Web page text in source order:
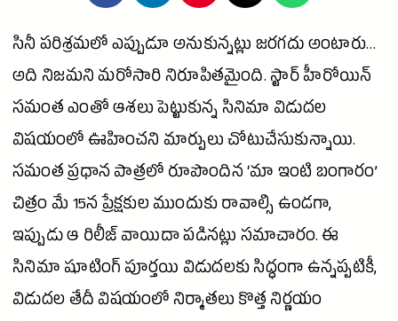
సినీ పరిశ్రమలో ఎప్పుడూ అనుకున్నట్లు జరగదు అంటారు…
అది నిజమని మరోసారి నిరూపితమైంది. స్టార్హీరోయిన్
సమంతఎంతో ఆశలు పెట్టుకున్నసినిమా విడుదల
విషయంలో ఊహించని మార్పులు చోటుచేసుకున్నాయి.
సమంతప్రధాన పాత్రలో రూపొందిన ‘మా ఇంటి బంగారం’
చిత్రం మే 15న ప్రేక్షకుల ముందుకు రావాల్సి ఉండగా,
ఇప్పుడు ఆ రిలీజ్ వాయిదా పడినట్లు సమాచారం. ఈ
సినిమా షూటింగ్ పూర్తయి విడుదలకు సిద్ధంగా ఉన్నప్పటికీ,
విడుదల తేదీ విషయంలో నిర్మాతలు కొత్త నిర్ణయం